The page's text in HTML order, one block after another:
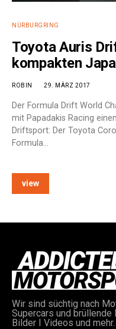
NÜRBURGRING
Toyota Auris
kompakten
ROBIN 29. MÄRZ 2017
Der Formula Drift World
mit Papadakis Racing
Driftsport: Der Toyota
Formula…
view
Wir sind süchtig nach
Supercars und
Bilder I Videos und mehr.